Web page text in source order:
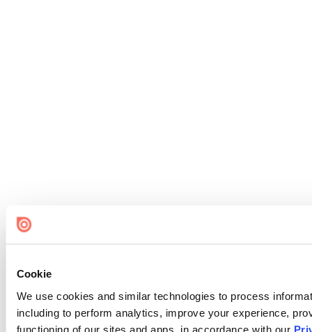
Cookie
We use cookies and similar technologies to process
including to perform analytics, improve your experience,
functioning of our sites and apps, in accordance with our